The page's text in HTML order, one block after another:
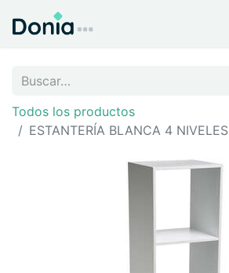
Todos los productos
ESTANTERÍA BLANCA 4 NIVELES